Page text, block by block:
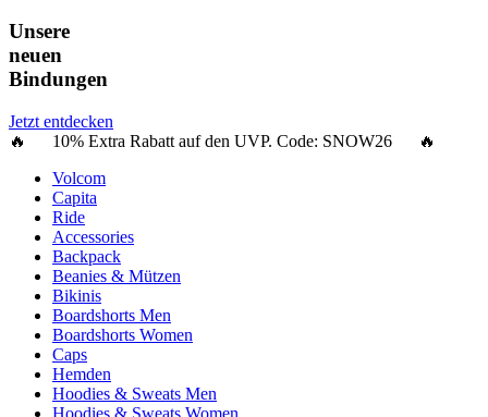
Unsere
neuen
Bindungen
Jetzt entdecken
🔥 10% Extra Rabatt auf den UVP. Code: SNOW26 🔥
Volcom
Capita
Ride
Accessories
Backpack
Beanies & Mützen
Bikinis
Boardshorts Men
Boardshorts Women
Caps
Hemden
Hoodies & Sweats Men
Hoodies & Sweats Women